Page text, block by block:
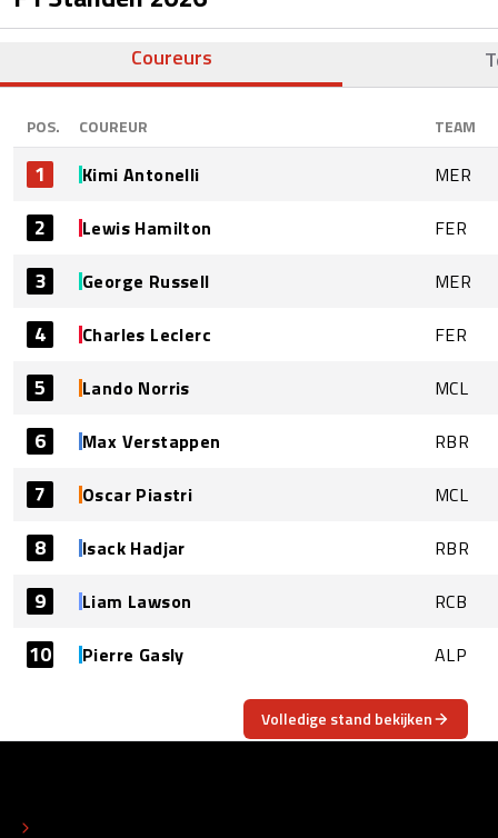
Coureurs
POS. COUREUR TEAM
1 Kimi Antonelli MER
2 Lewis Hamilton FER
3 George Russell MER
4 Charles Leclerc FER
5 Lando Norris MCL
6 Max Verstappen RBR
7 Oscar Piastri MCL
8 Isack Hadjar RBR
9 Liam Lawson RCB
10 Pierre Gasly ALP
Volledige stand bekijken